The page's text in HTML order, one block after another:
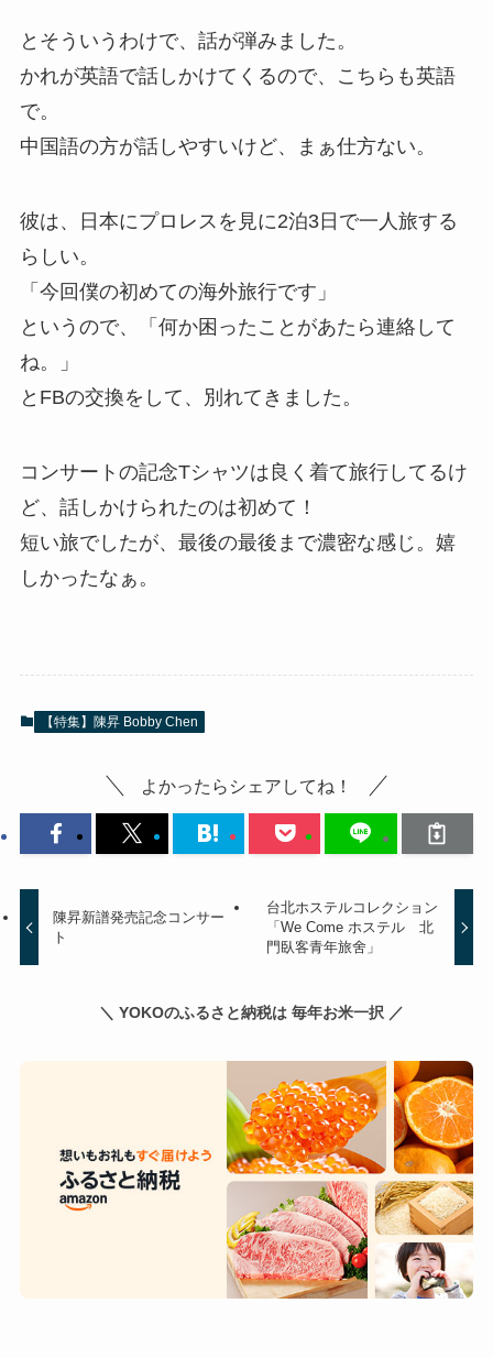
とそういうわけで、話が弾みました。
かれが英語で話しかけてくるので、こちらも英語
で。
中国語の方が話しやすいけど、まぁ仕方ない。
彼は、日本にプロレスを見に2泊3日で一人旅する
らしい。
「今回僕の初めての海外旅行です」
というので、「何か困ったことがあたら連絡して
ね。」
とFBの交換をして、別れてきました。
コンサートの記念Tシャツは良く着て旅行してるけ
ど、話しかけられたのは初めて！
短い旅でしたが、最後の最後まで濃密な感じ。嬉
しかったなぁ。
【特集】陳昇 Bobby Chen
よかったらシェアしてね！
陳昇新譜発売記念コンサー
ト
台北ホステルコレクション
「We Come ホステル 北
門臥客青年旅舍」
＼ YOKOのふるさと納税は 毎年お米一択 ／